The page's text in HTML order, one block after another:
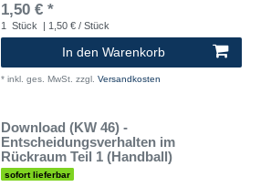
1,50 € *
1 Stück | 1,50 € / Stück
In den Warenkorb
* inkl. ges. MwSt. zzgl. Versandkosten
Download (KW 46) -
Entscheidungsverhalten im
Rückraum Teil 1 (Handball)
sofort lieferbar